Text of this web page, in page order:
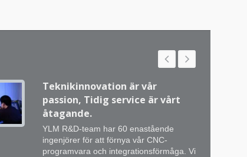
Teknikinnovation är vår
passion, Tidig service är vårt
åtagande.
YLM R&D-team har 60 enastående
ingenjörer för att förnya vår CNC-
programvara och integrationsförmåga. Vi